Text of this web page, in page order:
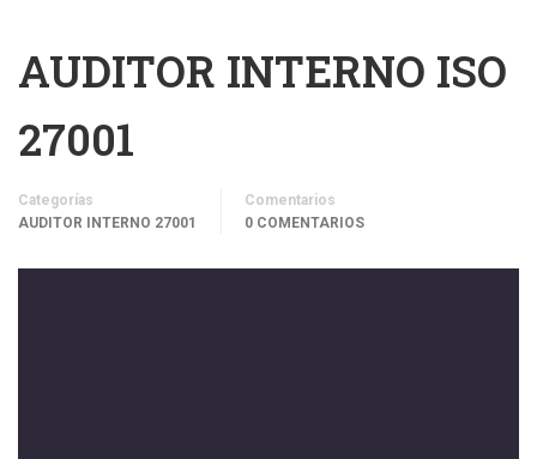
AUDITOR INTERNO ISO
27001
Categorías
AUDITOR INTERNO 27001
Comentarios
0 COMENTARIOS